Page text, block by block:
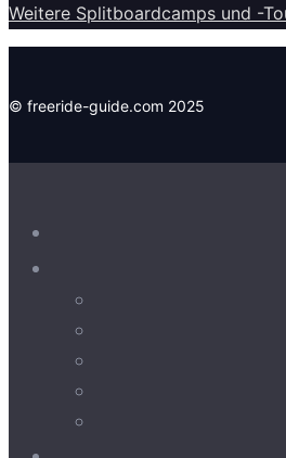
Weitere Splitboardcamps und -
© freeride-guide.com 2025